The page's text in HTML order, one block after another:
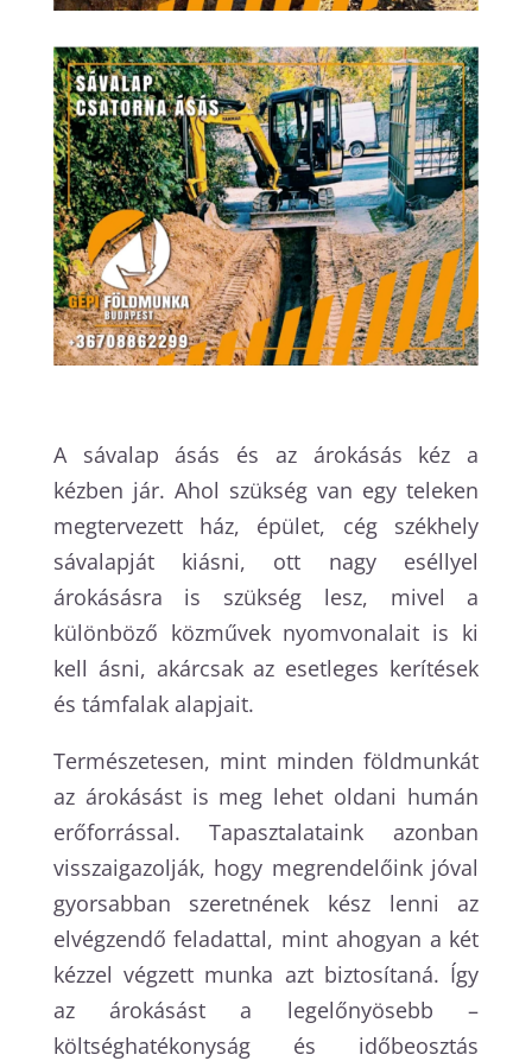
A sávalap ásás és az árokásás kéz a
kézben jár. Ahol szükség van egy teleken
megtervezett ház, épület, cég székhely
sávalapját kiásni, ott nagy eséllyel
árokásásra is szükség lesz, mivel a
különböző közművek nyomvonalait is ki
kell ásni, akárcsak az esetleges kerítések
és támfalak alapjait.
Természetesen, mint minden földmunkát
az árokásást is meg lehet oldani humán
erőforrással. Tapasztalataink azonban
visszaigazolják, hogy megrendelőink jóval
gyorsabban szeretnének kész lenni az
elvégzendő feladattal, mint ahogyan a két
kézzel végzett munka azt biztosítaná. Így
az árokásást a legelőnyösebb –
költséghatékonyság és időbeosztás